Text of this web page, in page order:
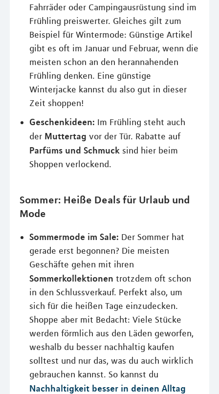
Fahrräder oder Campingausrüstung sind im
Frühling preiswerter. Gleiches gilt zum
Beispiel für Wintermode: Günstige Artikel
gibt es oft im Januar und Februar, wenn die
meisten schon an den herannahenden
Frühling denken. Eine günstige
Winterjacke kannst du also gut in dieser
Zeit shoppen!
Geschenkideen: Im Frühling steht auch
der Muttertag vor der Tür. Rabatte auf
Parfüms und Schmuck sind hier beim
Shoppen verlockend.
Sommer: Heiße Deals für Urlaub und
Mode
Sommermode im Sale: Der Sommer hat
gerade erst begonnen? Die meisten
Geschäfte gehen mit ihren
Sommerkollektionen trotzdem oft schon
in den Schlussverkauf. Perfekt also, um
sich für die heißen Tage einzudecken.
Shoppe aber mit Bedacht: Viele Stücke
werden förmlich aus den Läden geworfen,
weshalb du besser nachhaltig kaufen
solltest und nur das, was du auch wirklich
gebrauchen kannst. So kannst du
Nachhaltigkeit besser in deinen Alltag